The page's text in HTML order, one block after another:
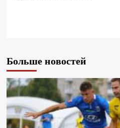
Больше новостей